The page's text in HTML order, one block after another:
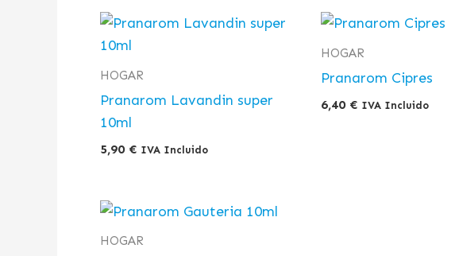
HOGAR
Pranarom Lavandin super
10ml
5,90 € IVA Incluido
HOGAR
Pranarom Cipres
6,40 € IVA Incluido
HOGAR